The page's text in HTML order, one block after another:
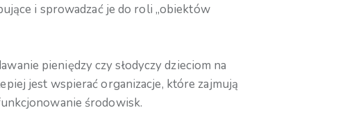
i sprowadzać je do roli „obiektów
pieniędzy czy słodyczy dzieciom na
jest wspierać organizacje, które zajmują
środowisk.